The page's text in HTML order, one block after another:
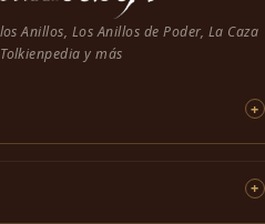
Anillos, Los Anillos de Poder, La Caza
y más